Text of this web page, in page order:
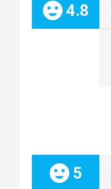
Celkom:
4.8
Celkom:
5